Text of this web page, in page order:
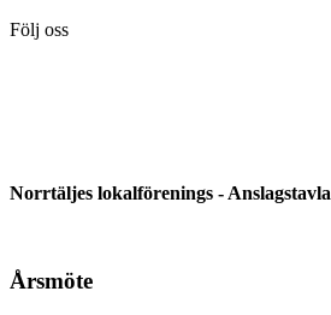
Följ oss
Norrtäljes lokalförenings - Anslagstavla
Årsmöte